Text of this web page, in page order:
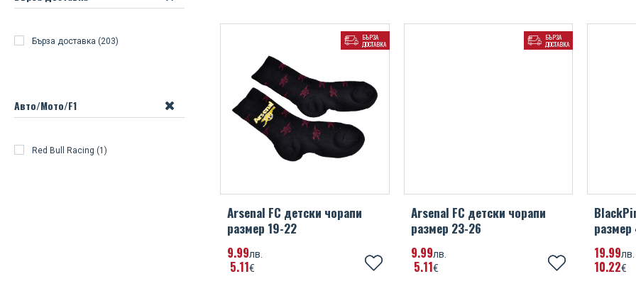
БЪРЗА
ДОСТАВКА
Arsenal FC детски чорапи
размер 19-22
9 99лв.
5 11€
БЪРЗА
ДОСТАВКА
Arsenal FC детски чорапи
размер 23-26
999лв.
511€
19 99лв.
10 22€
Бърза доставка (203)
Авто/Мото/F1
Red Bull Racing (1)